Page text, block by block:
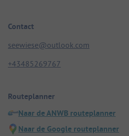
Contact
seewiese@outlook.com
+43485269767
Routeplanner
Naar de ANWB routeplanner
Naar de Google routeplanner